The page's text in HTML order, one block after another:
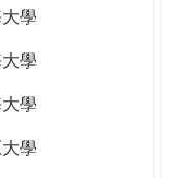
學
學
學
學